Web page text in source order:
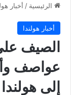
الرئيسية / أخبار
أخبار هولندا
الصيف
عواصف
إلى هولندا